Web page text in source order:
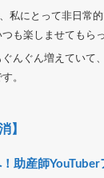
私にとって非日常
も楽しませてもら
んぐん増えていて
。
】
助産師YouTuber